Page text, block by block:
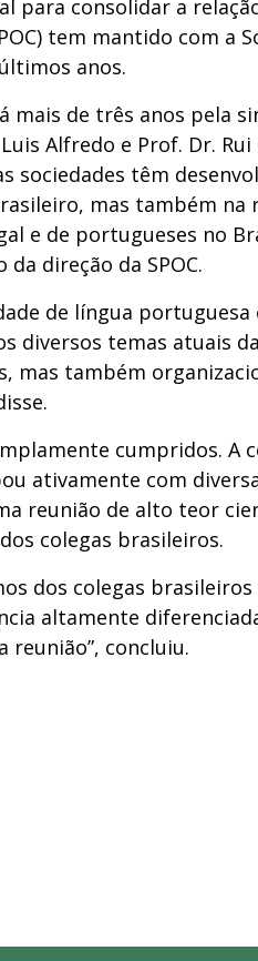
para consolidar a
tem mantido com a
anos.
mais de três anos pela
Alfredo e Prof. Dr.
sociedades têm
mas também na
e de portugueses no
direção da SPOC.
de língua
diversos temas atuais
mas também
cumpridos. A
ativamente com
reunião de alto teor
colegas brasileiros.
dos colegas
altamente
reunião”, concluiu.